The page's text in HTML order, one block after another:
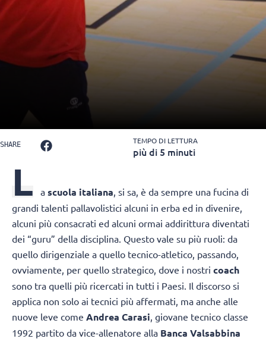
SHARE TEMPO DI LETTURA
più di 5 minuti
L a scuola italiana, si sa, è da sempre una fucina di
grandi talenti pallavolistici alcuni in erba ed in divenire,
alcuni più consacrati ed alcuni ormai addirittura diventati
dei “guru” della disciplina. Questo vale su più ruoli: da
quello dirigenziale a quello tecnico-atletico, passando,
ovviamente, per quello strategico, dove i nostri coach
sono tra quelli più ricercati in tutti i Paesi. Il discorso si
applica non solo ai tecnici più affermati, ma anche alle
nuove leve come Andrea Carasi, giovane tecnico classe
1992 partito da vice-allenatore alla Banca Valsabbina